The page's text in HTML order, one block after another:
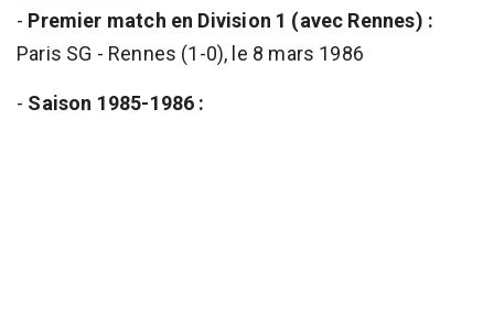
- Premier match en Division 1 (avec Rennes) :
Paris SG - Rennes (1-0), le 8 mars 1986
- Saison 1985-1986 :